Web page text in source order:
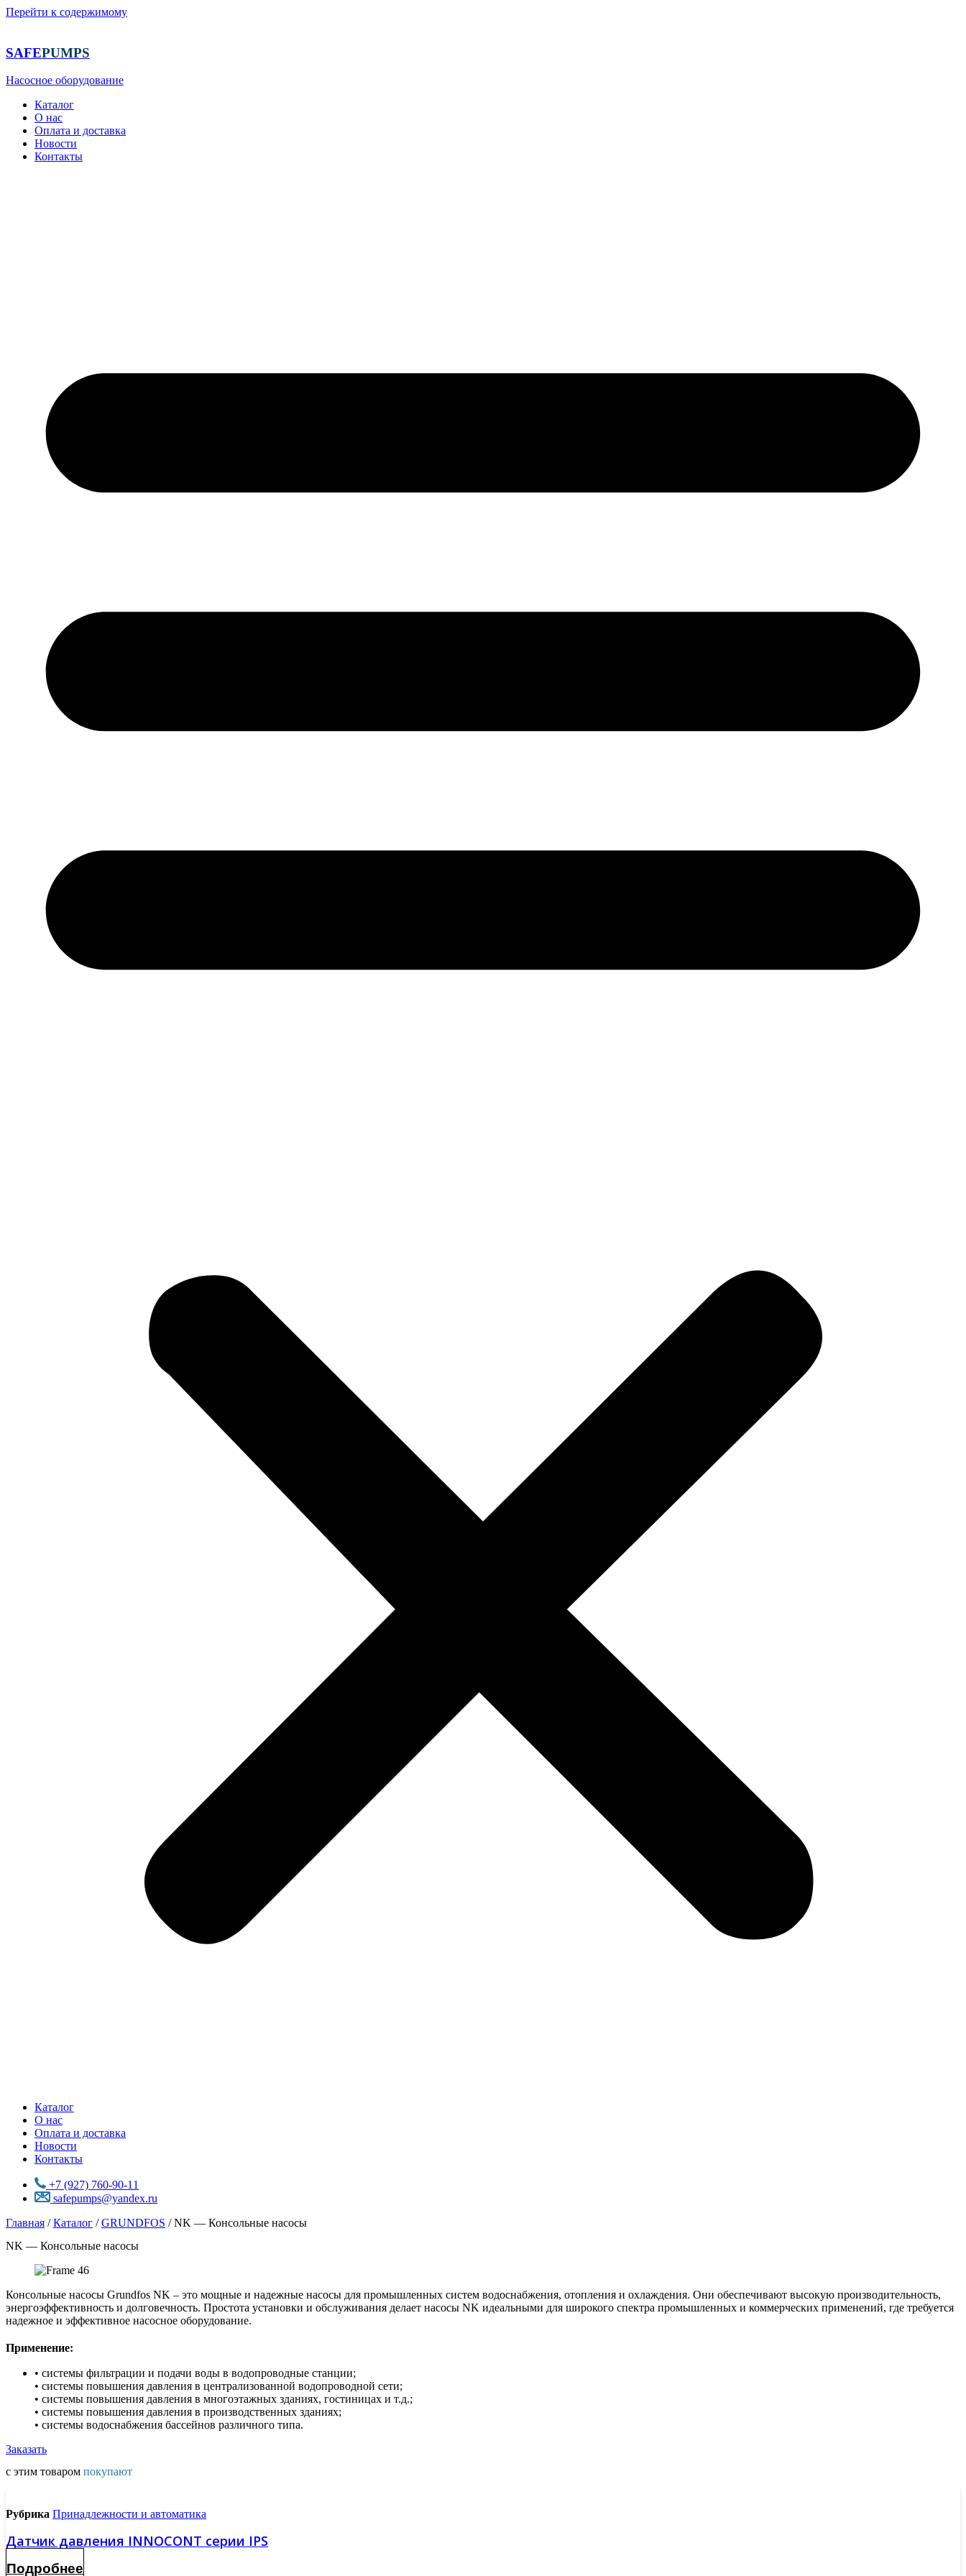
Перейти к содержимому
SAFEPUMPS
Насосное оборудование
Каталог
О нас
Оплата и доставка
Новости
Контакты
Каталог
О нас
Оплата и доставка
Новости
Контакты
+7 (927) 760-90-11
safepumps@yandex.ru
Главная /Каталог /GRUNDFOS / NK — Консольные насосы
NK — Консольные насосы
Консольные насосы Grundfos NK – это мощные и надежные насосы для промышленных систем водоснабжения, отопления и охлаждения. Они обеспечивают высокую производительность,
энергоэффективность и долговечность. Простота установки и обслуживания делает насосы NK идеальными для широкого спектра промышленных и коммерческих применений, где требуется
надежное и эффективное насосное оборудование.
Применение:
• системы фильтрации и подачи воды в водопроводные станции;
• системы повышения давления в централизованной водопроводной сети;
• системы повышения давления в многоэтажных зданиях, гостиницах и т.д.;
• системы повышения давления в производственных зданиях;
• системы водоснабжения бассейнов различного типа.
Заказать
с этим товаром покупают
Рубрика Принадлежности и автоматика
Датчик давления INNOCONT серии IPS
Подробнее